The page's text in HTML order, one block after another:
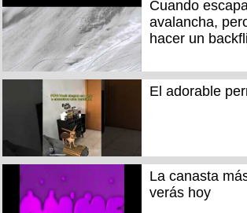
Cuando
avalancha,
hacer un
El adorable
La canasta
verás hoy